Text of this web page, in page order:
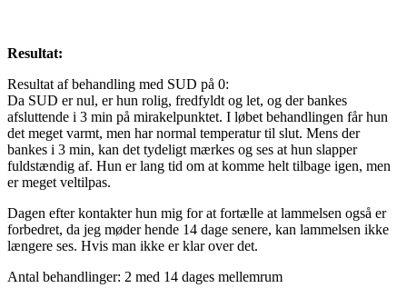
Resultat:
Resultat af behandling med SUD på 0:
Da SUD er nul, er hun rolig, fredfyldt og let, og der bankes
afsluttende i 3 min på mirakelpunktet. I løbet behandlingen får hun
det meget varmt, men har normal temperatur til slut. Mens der
bankes i 3 min, kan det tydeligt mærkes og ses at hun slapper
fuldstændig af. Hun er lang tid om at komme helt tilbage igen, men
er meget veltilpas.
Dagen efter kontakter hun mig for at fortælle at lammelsen også er
forbedret, da jeg møder hende 14 dage senere, kan lammelsen ikke
længere ses. Hvis man ikke er klar over det.
Antal behandlinger: 2 med 14 dages mellemrum